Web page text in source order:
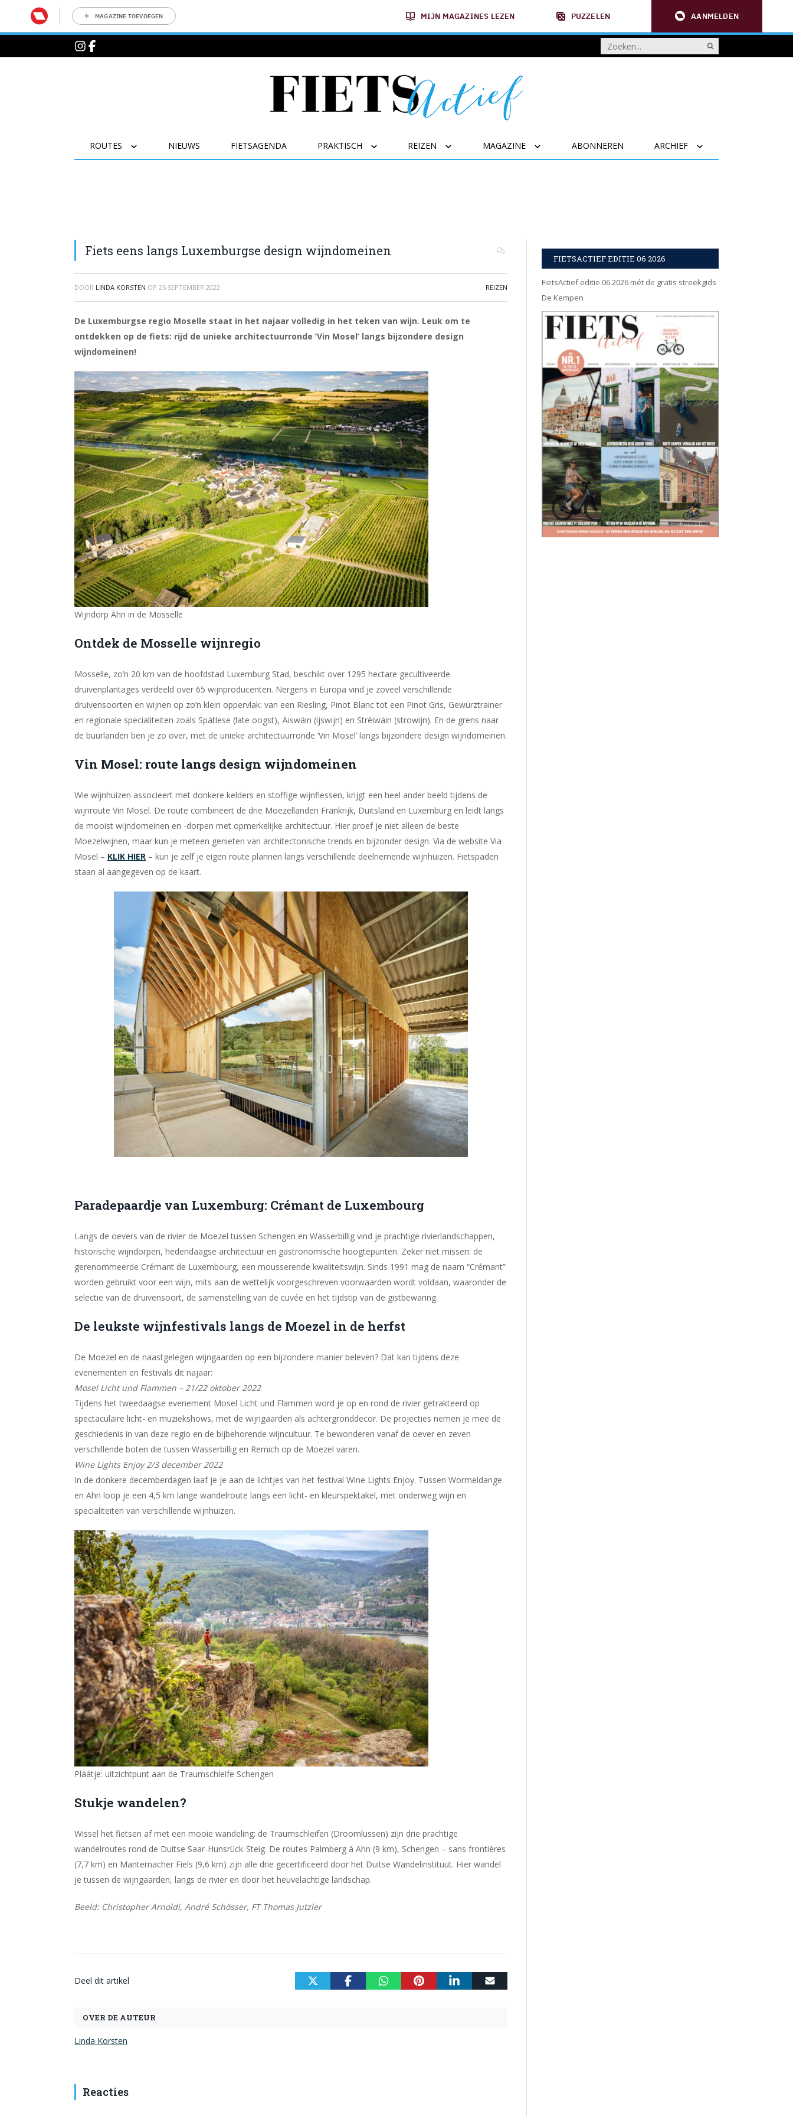
MAGAZINE TOEVOEGEN MIJN MAGAZINES LEZEN PUZZELEN AANMELDEN
ROUTES NIEUWS FIETSAGENDA PRAKTISCH REIZEN MAGAZINE ABONNEREN ARCHIEF
Fiets eens langs Luxemburgse design wijndomeinen
DOOR LINDA KORSTEN OP 25 SEPTEMBER 2022 REIZEN
De Luxemburgse regio Moselle staat in het najaar volledig in het teken van wijn. Leuk om te
ontdekken op de fiets: rijd de unieke architectuurronde ‘Vin Mosel’ langs bijzondere design
wijndomeinen!
Wijndorp Ahn in de Mosselle
Ontdek de Mosselle wijnregio
Mosselle, zo’n 20 km van de hoofdstad Luxemburg Stad, beschikt over 1295 hectare gecultiveerde
druivenplantages verdeeld over 65 wijnproducenten. Nergens in Europa vind je zoveel verschillende
druivensoorten en wijnen op zo’n klein oppervlak: van een Riesling, Pinot Blanc tot een Pinot Gris, Gewürztrainer
en regionale specialiteiten zoals Spätlese (late oogst), Äiswäin (ijswijn) en Stréiwäin (strowijn). En de grens naar
de buurlanden ben je zo over, met de unieke architectuurronde ‘Vin Mosel’ langs bijzondere design wijndomeinen.
Vin Mosel: route langs design wijndomeinen
Wie wijnhuizen associeert met donkere kelders en stoffige wijnflessen, krijgt een heel ander beeld tijdens de
wijnroute Vin Mosel. De route combineert de drie Moezellanden Frankrijk, Duitsland en Luxemburg en leidt langs
de mooist wijndomeinen en -dorpen met opmerkelijke architectuur. Hier proef je niet alleen de beste
Moezelwijnen, maar kun je meteen genieten van architectonische trends en bijzonder design. Via de website Via
Mosel – KLIK HIER – kun je zelf je eigen route plannen langs verschillende deelnemende wijnhuizen. Fietspaden
staan al aangegeven op de kaart.
Paradepaardje van Luxemburg: Crémant de Luxembourg
Langs de oevers van de rivier de Moezel tussen Schengen en Wasserbillig vind je prachtige rivierlandschappen,
historische wijndorpen, hedendaagse architectuur en gastronomische hoogtepunten. Zeker niet missen: de
gerenommeerde Crémant de Luxembourg, een mousserende kwaliteitswijn. Sinds 1991 mag de naam “Crémant”
worden gebruikt voor een wijn, mits aan de wettelijk voorgeschreven voorwaarden wordt voldaan, waaronder de
selectie van de druivensoort, de samenstelling van de cuvée en het tijdstip van de gistbewaring.
De leukste wijnfestivals langs de Moezel in de herfst
De Moezel en de naastgelegen wijngaarden op een bijzondere manier beleven? Dat kan tijdens deze
evenementen en festivals dit najaar:
Mosel Licht und Flammen – 21/22 oktober 2022
Tijdens het tweedaagse evenement Mosel Licht und Flammen word je op en rond de rivier getrakteerd op
spectaculaire licht- en muziekshows, met de wijngaarden als achtergronddecor. De projecties nemen je mee de
geschiedenis in van deze regio en de bijbehorende wijncultuur. Te bewonderen vanaf de oever en zeven
verschillende boten die tussen Wasserbillig en Remich op de Moezel varen.
Wine Lights Enjoy 2/3 december 2022
In de donkere decemberdagen laaf je je aan de lichtjes van het festival Wine Lights Enjoy. Tussen Wormeldange
en Ahn loop je een 4,5 km lange wandelroute langs een licht- en kleurspektakel, met onderweg wijn en
specialiteiten van verschillende wijnhuizen.
Pláátje: uitzichtpunt aan de Traumschleife Schengen
Stukje wandelen?
Wissel het fietsen af met een mooie wandeling: de Traumschleifen (Droomlussen) zijn drie prachtige
wandelroutes rond de Duitse Saar-Hunsrück-Steig. De routes Palmberg à Ahn (9 km), Schengen – sans frontières
(7,7 km) en Manternacher Fiels (9,6 km) zijn alle drie gecertificeerd door het Duitse Wandelinstituut. Hier wandel
je tussen de wijngaarden, langs de rivier en door het heuvelachtige landschap.
Beeld: Christopher Arnoldi, André Schösser, FT Thomas Jutzler
Deel dit artikel
OVER DE AUTEUR
Linda Korsten
Reacties
FIETSACTIEF EDITIE 06 2026
FietsActief editie 06 2026 mét de gratis streekgids
De Kempen